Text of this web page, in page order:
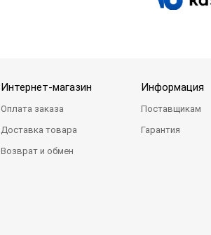
Интернет-магазин
Оплата заказа
Доставка товара
Возврат и обмен
Информация
Поставщикам
Гарантия